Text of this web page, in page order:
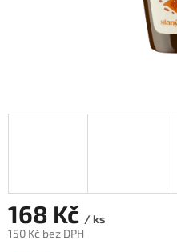
168 Kč / ks
150 Kč bez DPH